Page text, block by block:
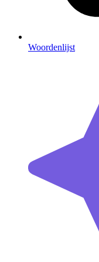
Woordenlijst